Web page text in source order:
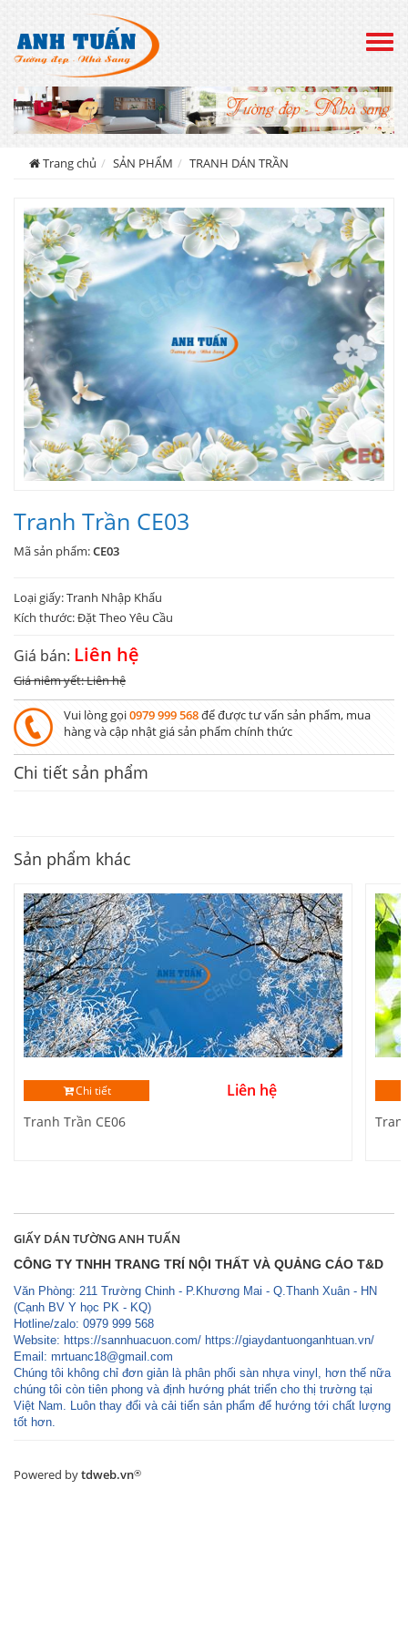
Trang chủ SẢN PHẨM TRANH DÁN TRẦN
Tranh Trần CE03
Mã sản phẩm:CE03
Loại giấy: Tranh Nhập Khẩu
Kích thước: Đặt Theo Yêu Cầu
Giá bán: Liên hệ
Giá niêm yết: Liên hệ
Vui lòng gọi0979 999 568để được tư vấn sản phẩm, mua
hàng và cập nhật giá sản phẩm chính thức
Chi tiết sản phẩm
Sản phẩm khác
Chi tiết Liên hệ
Tranh Trần CE06
GIẤY DÁN TƯỜNG ANH TUẤN
CÔNG TY TNHH TRANG TRÍ NỘI THẤT VÀ QUẢNG CÁO T&D
Văn Phòng: 211 Trường Chinh - P.Khương Mai - Q.Thanh Xuân - HN
(Cạnh BV Y học PK - KQ)
Hotline/zalo: 0979 999 568
Website: https://sannhuacuon.com/ https://giaydantuonganhtuan.vn/
Email: mrtuanc18@gmail.com
Chúng tôi không chỉ đơn giản là phân phối sàn nhựa vinyl, hơn thế nữa
chúng tôi còn tiên phong và định hướng phát triển cho thị trường tại
Việt Nam. Luôn thay đổi và cải tiến sản phẩm để hướng tới chất lượng
tốt hơn.
Powered bytdweb.vn®